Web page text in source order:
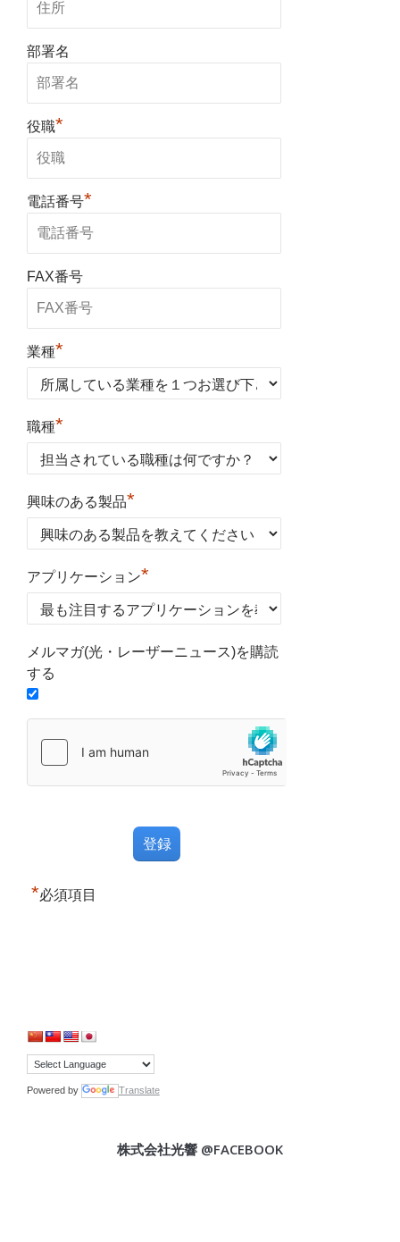
部署名
役職*
電話番号*
FAX番号
業種*
職種*
興味のある製品*
アプリケーション*
メルマガ(光・レーザーニュース)を購読
する
*必須項目
Powered by Translate
株式会社光響 @FACEBOOK